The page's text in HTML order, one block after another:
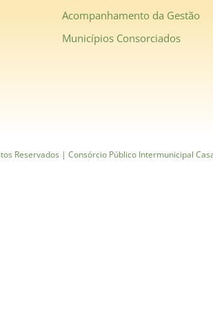
Acompanhamento da Gestão
Municípios Consorciados
Reservados | Consórcio Público Intermunicipal